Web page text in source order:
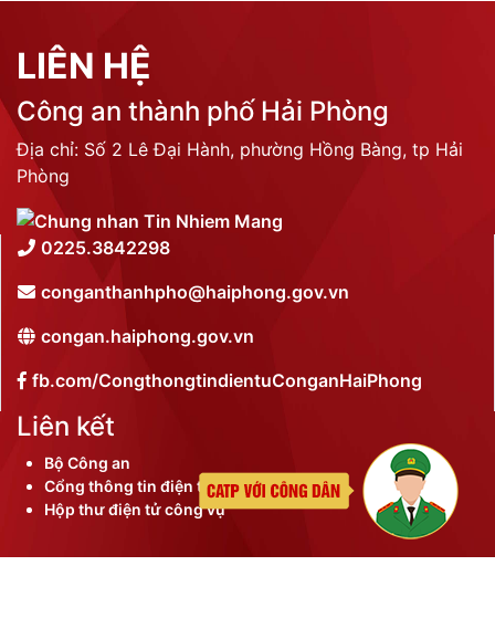
LIÊN HỆ
Công an thành phố Hải Phòng
Địa chỉ: Số 2 Lê Đại Hành, phường Hồng Bàng, tp Hải
Phòng
0225.3842298
conganthanhpho@haiphong.gov.vn
congan.haiphong.gov.vn
fb.com/CongthongtindientuConganHaiPhong
Liên kết
Bộ Công an
Cổng thông tin điện tử thành phố
Hộp thư điện tử công vụ